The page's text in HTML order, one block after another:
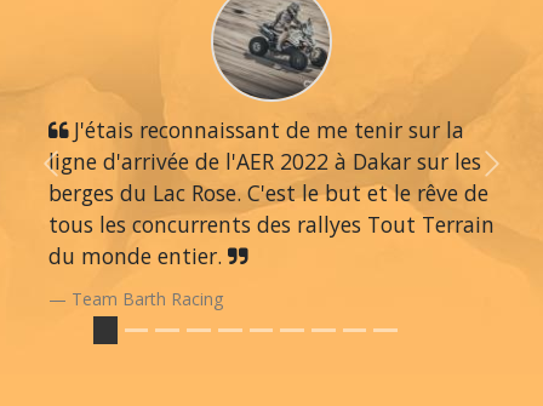
J'étais reconnaissant de me tenir sur la
ligne d'arrivée de l'AER 2022 à Dakar sur les
berges du Lac Rose. C'est le but et le rêve de
tous les concurrents des rallyes Tout Terrain
du monde entier.
Team Barth Racing
Previous Next